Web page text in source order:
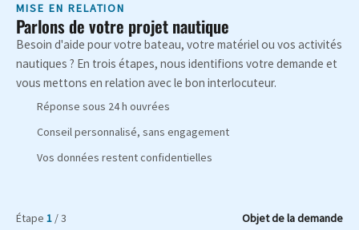
MISE EN RELATION
Parlons de votre projet nautique
Besoin d'aide pour votre bateau, votre matériel ou vos activités
nautiques ? En trois étapes, nous identifions votre demande et
vous mettons en relation avec le bon interlocuteur.
Réponse sous 24 h ouvrées
Conseil personnalisé, sans engagement
Vos données restent confidentielles
Étape 1 / 3 Objet de la demande